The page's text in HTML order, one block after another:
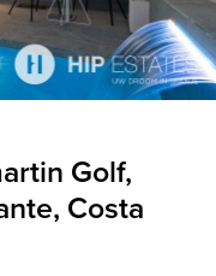
Golf,
Costa